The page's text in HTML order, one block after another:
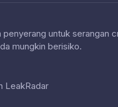
untuk serangan
mungkin berisiko.
LeakRadar